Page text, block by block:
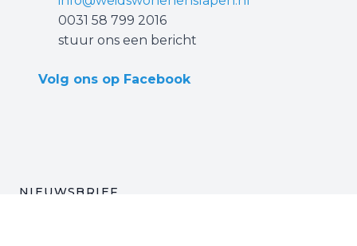
Weids Wonen & Slapen
Alddyk 18